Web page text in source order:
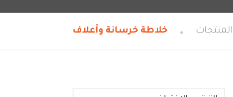
المنتجات خلاطة خرسانة وأعلاف